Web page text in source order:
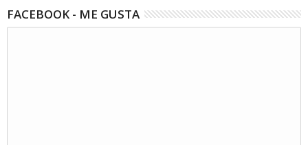
FACEBOOK - ME GUSTA